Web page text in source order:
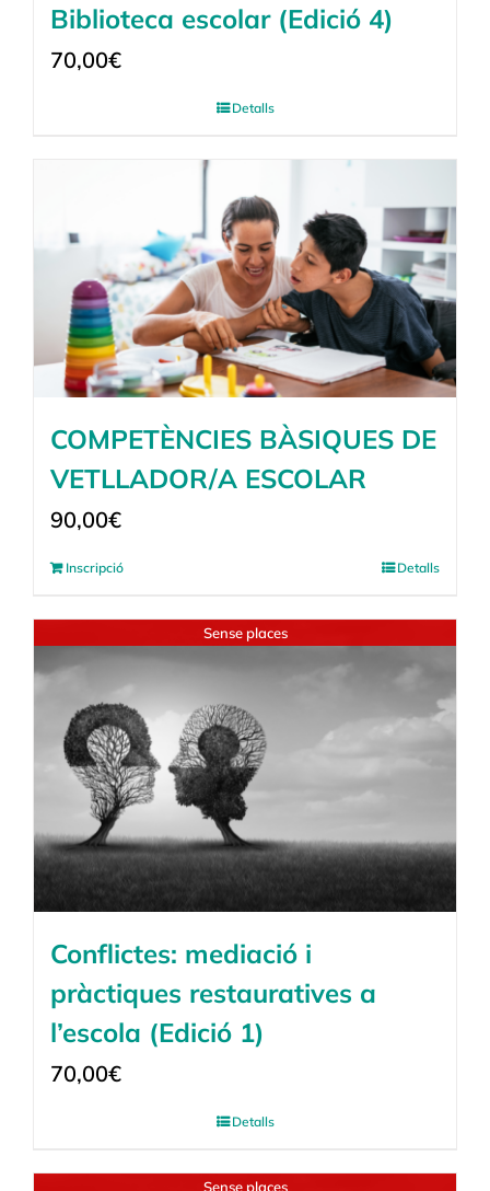
Biblioteca escolar (Edició 4)
70,00€
Detalls
COMPETÈNCIES BÀSIQUES DE
VETLLADOR/A ESCOLAR
90,00€
Inscripció Detalls
Sense places
Conflictes: mediació i
pràctiques restauratives a
l’escola (Edició 1)
70,00€
Detalls
Sense places